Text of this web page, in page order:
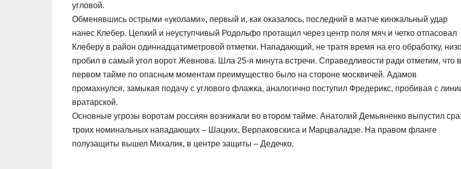
угловой.
Обменявшись острыми «уколами», первый и, как оказалось, последний в матче кинжальный удар
нанес Клебер. Цепкий и неуступчивый Родольфо протащил через центр поля мяч и четко отпасовал
Клеберу в район одиннадцатиметровой отметки. Нападающий, не тратя время на его обработку,
пробил в самый угол ворот Жевнова. Шла 25-я минута встречи. Справедливости ради отметим, что в
первом тайме по опасным моментам преимущество было на стороне москвичей. Адамов
промахнулся, замыкая подачу с углового флажка, аналогично поступил Фредерикс, пробивая с
вратарской.
Основные угрозы воротам россиян возникали во втором тайме. Анатолий Демьяненко выпустил
троих номинальных нападающих – Шацких, Верпаковскиса и Марцваладзе. На правом фланге
полузащиты вышел Михалик, в центре защиты – Дедечко.